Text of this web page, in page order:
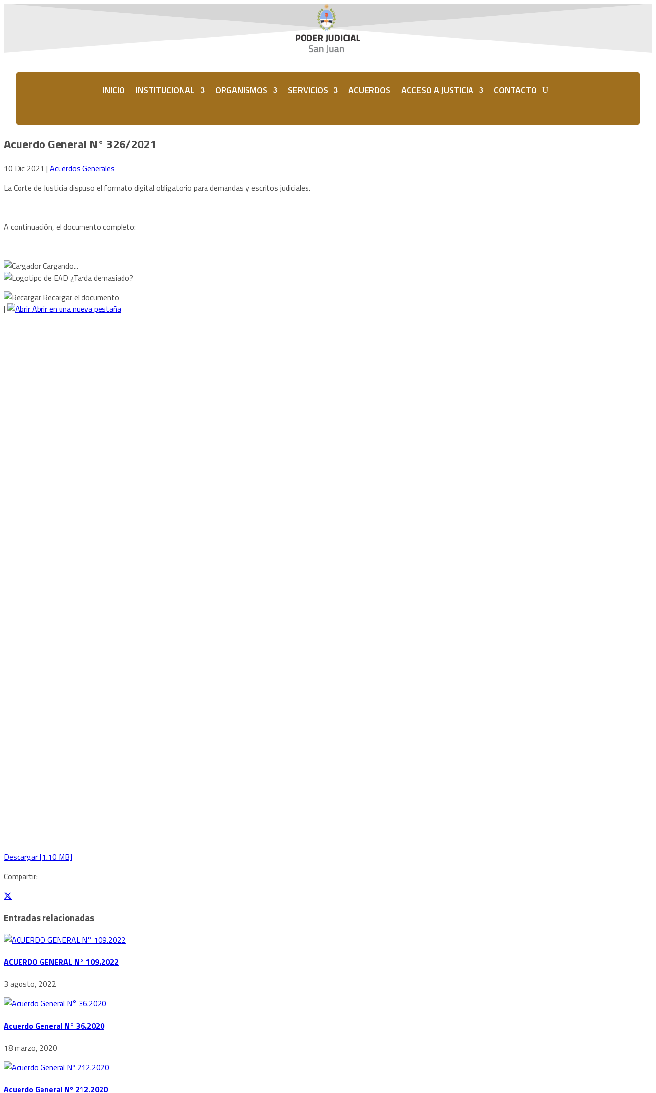
INICIO INSTITUCIONAL ORGANISMOS SERVICIOS ACUERDOS ACCESO A JUSTICIA CONTACTO
Acuerdo General N° 326/2021
10 Dic 2021 | Acuerdos Generales
La Corte de Justicia dispuso el formato digital obligatorio para demandas y escritos judiciales.
A continuación, el documento completo:
Cargando...
¿Tarda demasiado?
Recargar el documento
|
Abrir en una nueva pestaña
Descargar [1.10 MB]
Compartir:
Entradas relacionadas
ACUERDO GENERAL N° 109.2022
3 agosto, 2022
Acuerdo General N° 36.2020
18 marzo, 2020
Acuerdo General Nº 212.2020